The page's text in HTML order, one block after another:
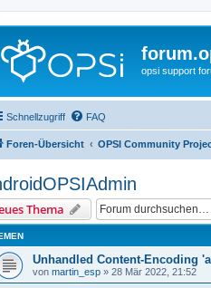
opsi support
Schnellzugriff FAQ
Foren-Übersicht OPSI Community
Thema
Unhandled Content-Encoding
von martin_esp » 28 Mär 2022, 21:52